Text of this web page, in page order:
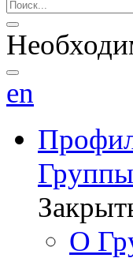
en
Группы
О